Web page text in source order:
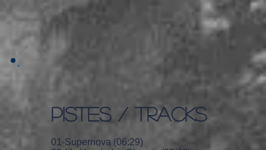
PISTES / TRACKS
01-Supernova (06:29)